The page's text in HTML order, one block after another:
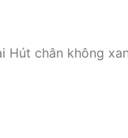
chân không